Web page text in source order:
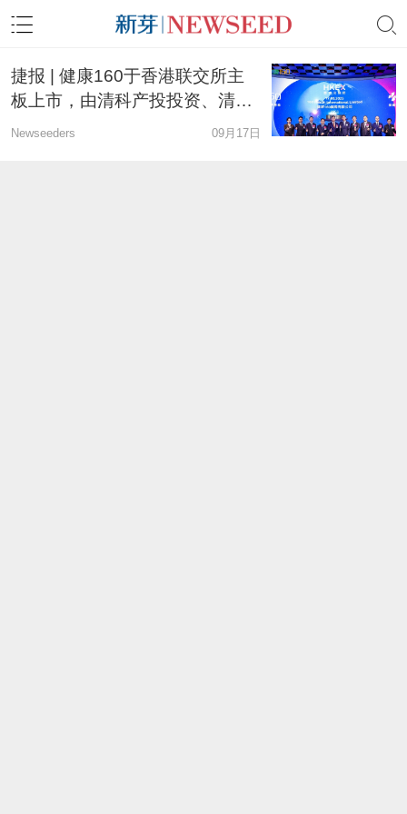
捷报 | 健康160于香港联交所主
板上市，由清科产投投资、清科
资本联席保荐
Newseeders 09月17日